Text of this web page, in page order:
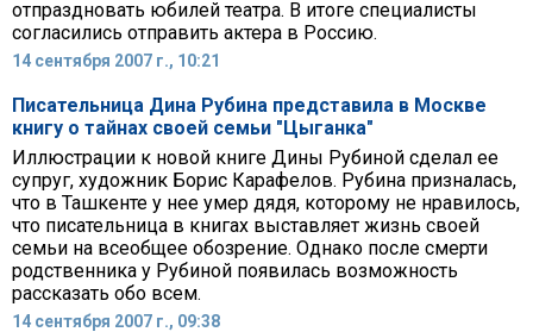
отпраздновать юбилей театра. В итоге специалисты
согласились отправить актера в Россию.
14 сентября 2007 г., 10:21
Писательница Дина Рубина представила в Москве
книгу о тайнах своей семьи "Цыганка"
Иллюстрации к новой книге Дины Рубиной сделал ее
супруг, художник Борис Карафелов. Рубина призналась,
что в Ташкенте у нее умер дядя, которому не нравилось,
что писательница в книгах выставляет жизнь своей
семьи на всеобщее обозрение. Однако после смерти
родственника у Рубиной появилась возможность
рассказать обо всем.
14 сентября 2007 г., 09:38